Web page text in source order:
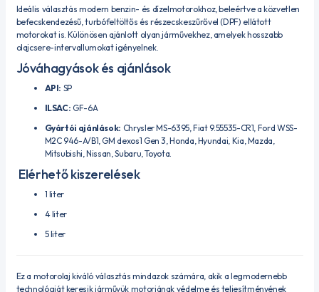
Ideális választás modern benzin- és dízelmotorokhoz, beleértve a közvetlen
befecskendezésű, turbófeltöltős és részecskeszűrővel (DPF) ellátott
motorokat is. Különösen ajánlott olyan járművekhez, amelyek hosszabb
olajcsere-intervallumokat igényelnek.
Jóváhagyások és ajánlások
API: SP
ILSAC: GF-6A
Gyártói ajánlások: Chrysler MS-6395, Fiat 9.55535-CR1, Ford WSS-
M2C 946-A/B1, GM dexos1 Gen 3, Honda, Hyundai, Kia, Mazda,
Mitsubishi, Nissan, Subaru, Toyota.
Elérhető kiszerelések
1 liter
4 liter
5 liter
Ez a motorolaj kiváló választás mindazok számára, akik a legmodernebb
technológiát keresik járművük motorjának védelme és teljesítményének